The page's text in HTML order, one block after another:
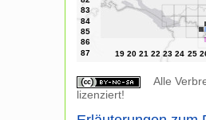
Alle
lizenziert!